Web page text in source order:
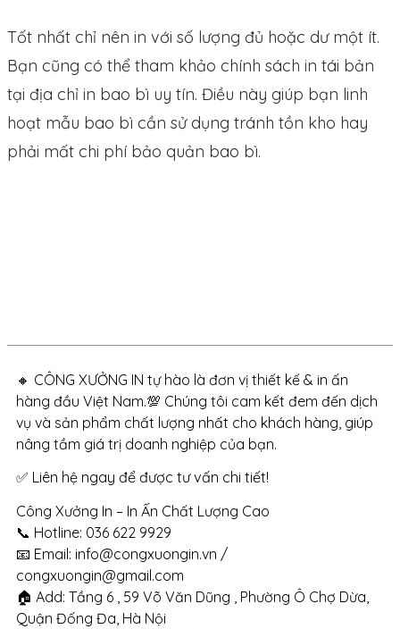
Tốt nhất chỉ nên in với số lượng đủ hoặc dư một ít.
Bạn cũng có thể tham khảo chính sách in tái bản
tại địa chỉ in bao bì uy tín. Điều này giúp bạn linh
hoạt mẫu bao bì cần sử dụng tránh tồn kho hay
phải mất chi phí bảo quản bao bì.
🔸 CÔNG XƯỞNG IN tự hào là đơn vị thiết kế & in ấn
hàng đầu Việt Nam.💯 Chúng tôi cam kết đem đến dịch
vụ và sản phẩm chất lượng nhất cho khách hàng, giúp
nâng tầm giá trị doanh nghiệp của bạn.
✅ Liên hệ ngay để được tư vấn chi tiết!
Công Xưởng In – In Ấn Chất Lượng Cao
📞 Hotline: 036 622 9929
📧 Email: info@congxuongin.vn /
congxuongin@gmail.com
🏠 Add: Tầng 6 , 59 Võ Văn Dũng , Phường Ô Chợ Dừa,
Quận Đống Đa, Hà Nội